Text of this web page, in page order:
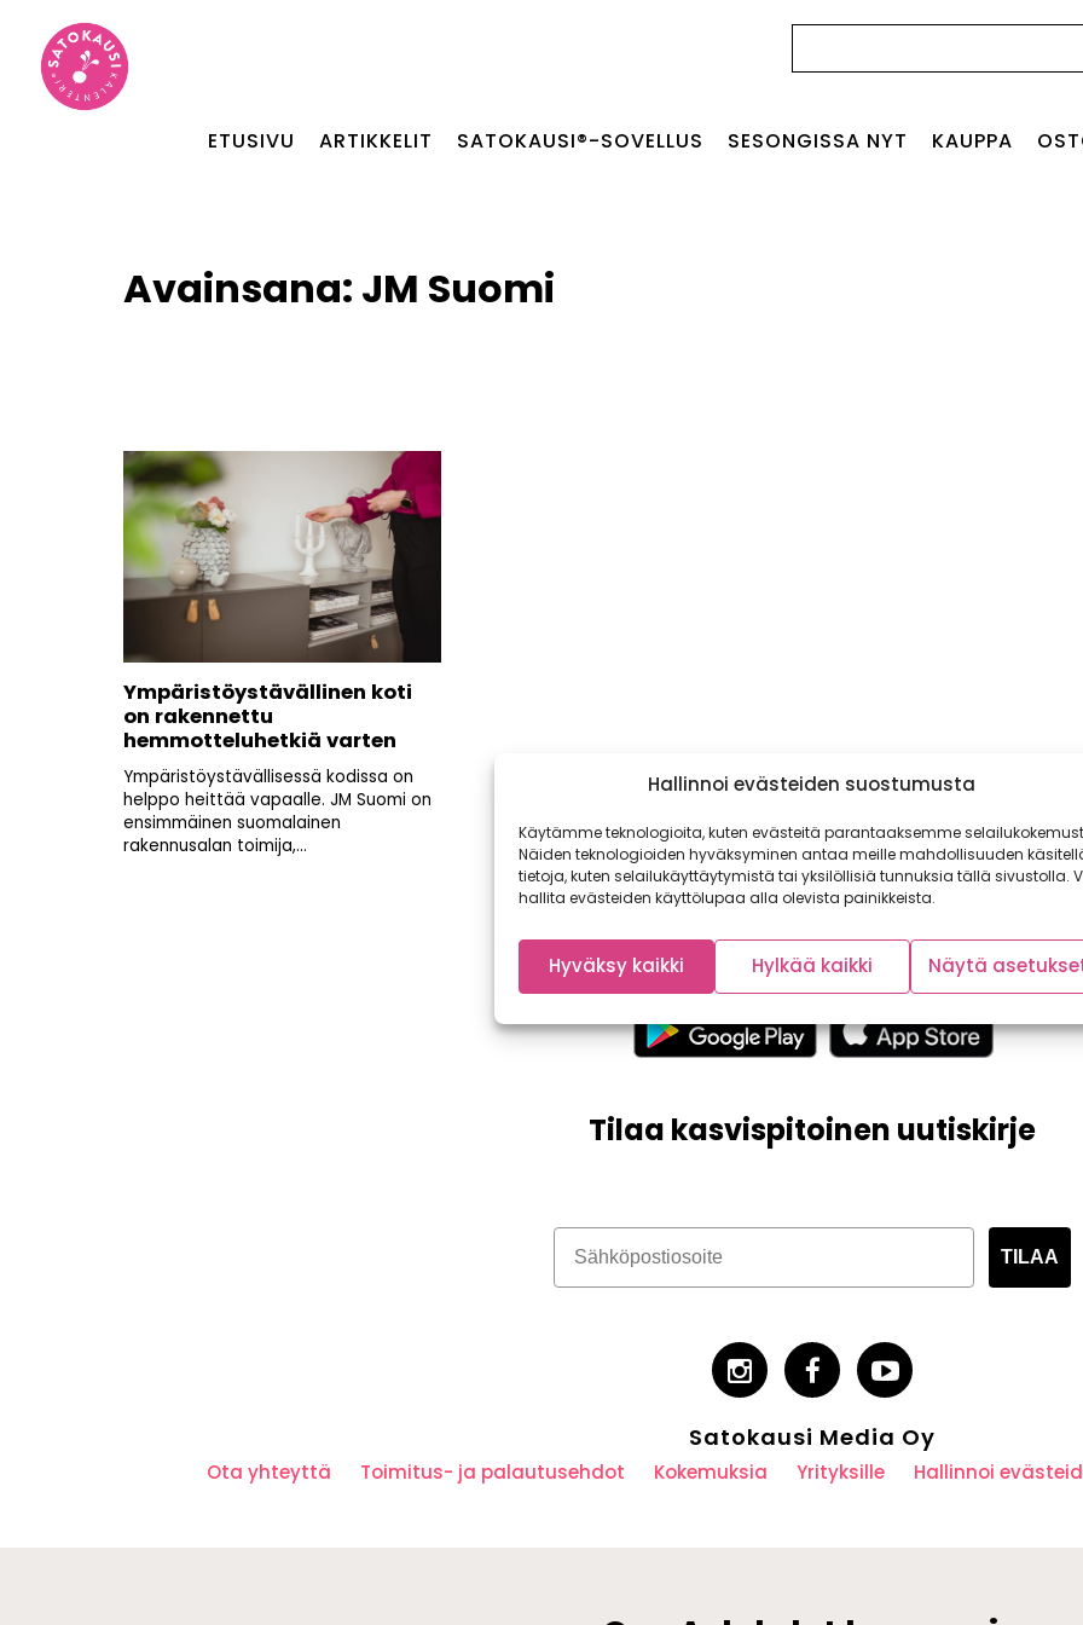
Hallinnoi evästeiden suostumusta
Käytämme teknologioita, kuten evästeitä parantaaksemme
Näiden teknologioiden hyväksyminen antaa meille mahdollisuuden
tietoja, kuten selailukäyttäytymistä tai yksilöllisiä tunnuksia tällä sivustolla.
hallita evästeiden käyttölupaa alla olevista painikkeista.
Hyväksy kaikki Hylkää kaikki Näytä
ETUSIVU ARTIKKELIT SATOKAUSI®-SOVELLUS SESONGISSA NYT KAUPPA
Avainsana: JM Suomi
Ympäristöystävällinen koti
on rakennettu
hemmotteluhetkiä varten
Ympäristöystävällisessä kodissa on
helppo heittää vapaalle. JM Suomi on
ensimmäinen suomalainen
rakennusalan toimija,...
Tilaa kasvispitoinen uutiskirje
TILAA
Satokausi Media Oy
Ota yhteyttä Toimitus- ja palautusehdot Kokemuksia Yrityksille Hallinnoi